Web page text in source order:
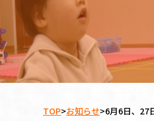
TOP>お知らせ>6月6日、27